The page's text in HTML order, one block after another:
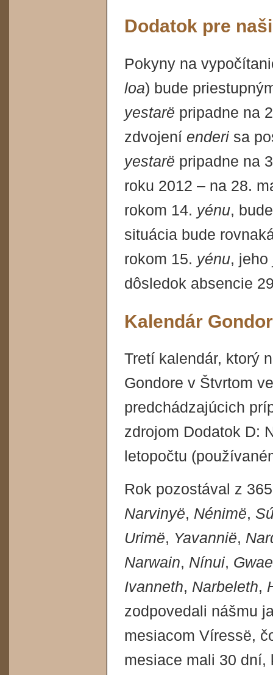
Dodatok pre
Pokyny na
loa) bude
yestarë pripadne na
zdvojeníenderi sa
yestarë pripadne na
roku 2012 – na 28.
rokom 14. yénu,
situácia bude
rokom 15. yénu, jeho
dôsledok absencie
Kalendár
Tretí kalendár, ktorý
Gondore v Štvrtom
predchádzajúcich
zdrojom Dodatok D:
letopočtu
Rok pozostával z
Narvinyë, Nénimë,
Urimë, Yavannië,
Narwain, Nínui,
Ivanneth, Narbeleth,
zodpovedali nášmu
mesiacom Víressë,
mesiace mali 30